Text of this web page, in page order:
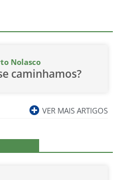
Nolasco
caminhamos?
VER MAIS ARTIGOS